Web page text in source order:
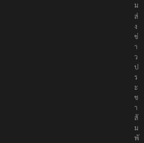
ม
ส่
ง
ข่
า
ว
ป
ร
ะ
ช
า
สั
ม
พั